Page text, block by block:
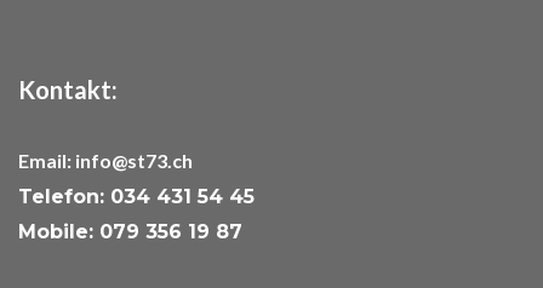
Kontakt:
Email: info@st73.ch
Telefon: 034 431 54 45
Mobile: 079 356 19 87